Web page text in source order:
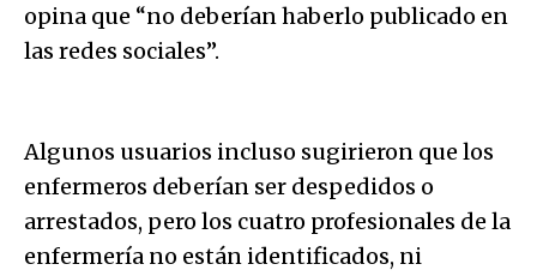
opina que “no deberían haberlo publicado en
las redes sociales”.
Algunos usuarios incluso sugirieron que los
enfermeros deberían ser despedidos o
arrestados, pero los cuatro profesionales de la
enfermería no están identificados, ni